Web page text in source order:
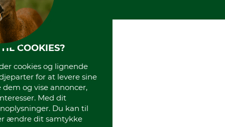
COOKIES?
cookies og lignende
for at levere sine
og vise annoncer,
Med dit
Du kan til
ændre dit samtykke